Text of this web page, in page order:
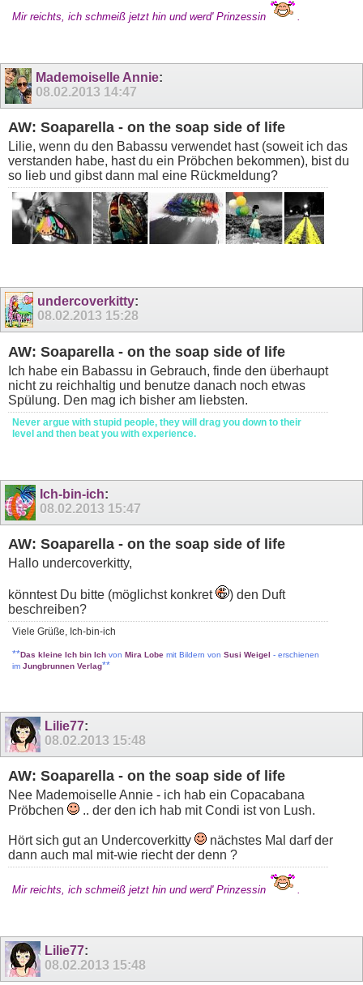
Mir reichts, ich schmeiß jetzt hin und werd' Prinzessin
Mademoiselle Annie:
08.02.2013 14:47
AW: Soaparella - on the soap side of life
Lilie, wenn du den Babassu verwendet hast (soweit ich das
verstanden habe, hast du ein Pröbchen bekommen), bist du
so lieb und gibst dann mal eine Rückmeldung?
undercoverkitty:
08.02.2013 15:28
AW: Soaparella - on the soap side of life
Ich habe ein Babassu in Gebrauch, finde den überhaupt
nicht zu reichhaltig und benutze danach noch etwas
Spülung. Den mag ich bisher am liebsten.
Never argue with stupid people, they will drag you down to their
level and then beat you with experience.
Ich-bin-ich:
08.02.2013 15:47
AW: Soaparella - on the soap side of life
Hallo undercoverkitty,
könntest Du bitte (möglichst konkret
) den Duft
beschreiben?
Viele Grüße, Ich-bin-ich
**Das kleine Ich bin Ich von Mira Lobe mit Bildern von Susi Weigel - erschienen
im Jungbrunnen Verlag**
Lilie77:
08.02.2013 15:48
AW: Soaparella - on the soap side of life
Nee Mademoiselle Annie - ich hab ein Copacabana
Pröbchen
.. der den ich hab mit Condi ist von Lush.
Hört sich gut an Undercoverkitty
nächstes Mal darf der
dann auch mal mit-wie riecht der denn ?
Mir reichts, ich schmeiß jetzt hin und werd' Prinzessin
Lilie77:
08.02.2013 15:48